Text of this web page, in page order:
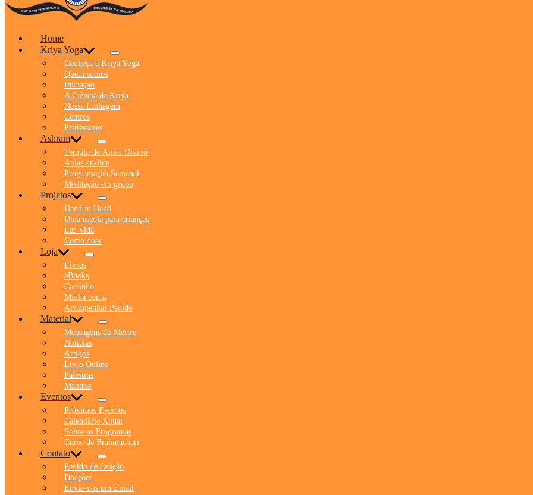
Home
Kriya Yoga
Conheça a Kriya Yoga
Quem somos
Iniciação
A Ciência da Kriya
Nossa Linhagem
Centros
Professores
Ashram
Templo do Amor Divino
Aulas on-line
Programação Semanal
Meditação em grupo
Projetos
Hand in Hand
Uma escola para crianças
Lar Vida
Como doar
Loja
Livros
eBooks
Carrinho
Minha conta
Acompanhar Pedido
Material
Mensagens do Mestre
Notícias
Artigos
Livro Online
Palestras
Mantras
Eventos
Próximos Eventos
Calendário Anual
Sobre os Programas
Curso de Brahmachari
Contato
Pedido de Oração
Doações
Envie-nos um Email